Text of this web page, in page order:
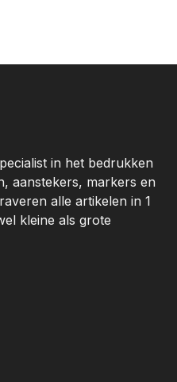
in het bedrukken
aanstekers, markers en
alle artikelen in 1
kleine als grote